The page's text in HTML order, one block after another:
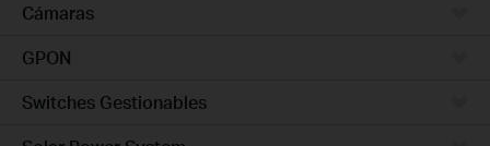
Cámaras
GPON
Switches Gestionables